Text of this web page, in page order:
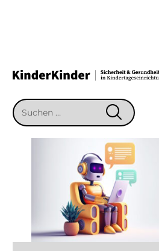
Suchen
SUCHEN